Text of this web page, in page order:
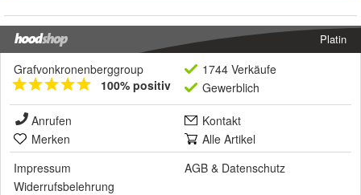
Platin
Grafvonkronenberggroup
100% positiv
1744 Verkäufe
Gewerblich
Anrufen
Kontakt
Merken
Alle Artikel
Impressum
AGB & Datenschutz
Widerrufsbelehrung